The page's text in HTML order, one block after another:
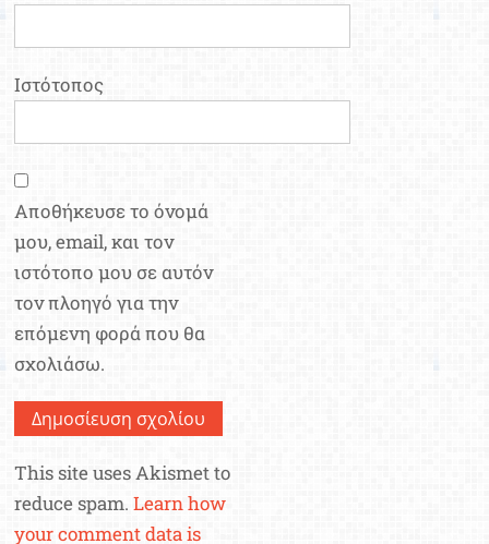
Ιστότοπος
Αποθήκευσε το όνομά
μου, email, και τον
ιστότοπο μου σε αυτόν
τον πλοηγό για την
επόμενη φορά που θα
σχολιάσω.
This site uses Akismet to
reduce spam.Learn how
your comment data is